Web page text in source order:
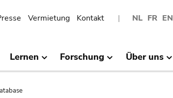
NL FR EN
Vermietung Kontakt
Lernen Forschung Über uns